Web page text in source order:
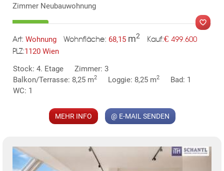
Zimmer Neubauwohnung
Art: Wohnung Wohnfläche: 68,15 m2 Kauf:€ 499.600
PLZ:1120 Wien
Stock: 4. Etage
Zimmer: 3
Balkon/Terrasse: 8,25 m2 Loggie: 8,25 m2
Bad: 1
WC: 1
MEHR INFO @ E-MAIL SENDEN